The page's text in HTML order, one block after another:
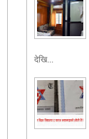
देखि...